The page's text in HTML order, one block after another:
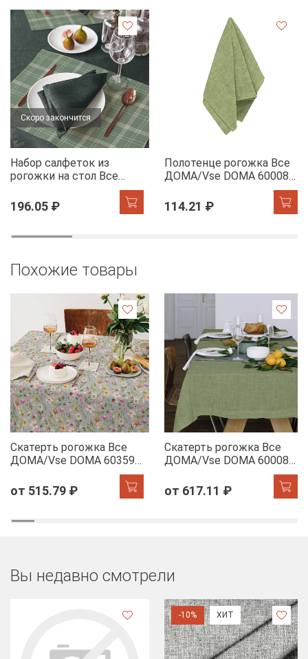
Скоро закончится
Набор салфеток из
рогожки на стол Все
ДОМА/Vse DOMA 60165-
1 Камилла
196.05 ₽
Полотенце рогожка Все
ДОМА/Vse DOMA 60008-
114.21 ₽
Похожие товары
Скатерть рогожка Все
ДОМА/Vse DOMA 60359-
от 515.79 ₽
Скатерть рогожка Все
ДОМА/Vse DOMA 60008-
от 617.11 ₽
Вы недавно смотрели
-10% ХИТ